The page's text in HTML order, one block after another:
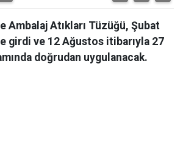
Ambalaj Atıkları Tüzüğü, Şubat
girdi ve 12 Ağustos itibarıyla 27
doğrudan uygulanacak.